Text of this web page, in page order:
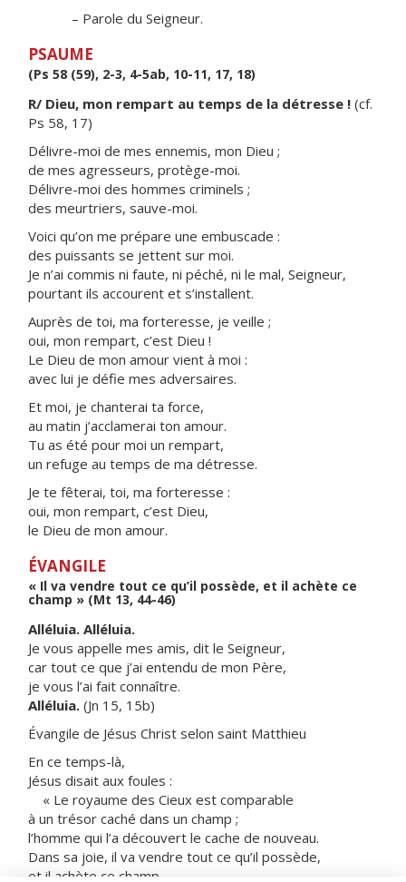
– Parole du Seigneur.
PSAUME
(Ps 58 (59), 2-3, 4-5ab, 10-11, 17, 18)
R/ Dieu, mon rempart au temps de la détresse ! (cf.
Ps 58, 17)
Délivre-moi de mes ennemis, mon Dieu ;
de mes agresseurs, protège-moi.
Délivre-moi des hommes criminels ;
des meurtriers, sauve-moi.
Voici qu’on me prépare une embuscade :
des puissants se jettent sur moi.
Je n’ai commis ni faute, ni péché, ni le mal, Seigneur,
pourtant ils accourent et s’installent.
Auprès de toi, ma forteresse, je veille ;
oui, mon rempart, c’est Dieu !
Le Dieu de mon amour vient à moi :
avec lui je défie mes adversaires.
Et moi, je chanterai ta force,
au matin j’acclamerai ton amour.
Tu as été pour moi un rempart,
un refuge au temps de ma détresse.
Je te fêterai, toi, ma forteresse :
oui, mon rempart, c’est Dieu,
le Dieu de mon amour.
ÉVANGILE
« Il va vendre tout ce qu’il possède, et il achète ce
champ » (Mt 13, 44-46)
Alléluia. Alléluia.
Je vous appelle mes amis, dit le Seigneur,
car tout ce que j’ai entendu de mon Père,
je vous l’ai fait connaître.
Alléluia. (Jn 15, 15b)
Évangile de Jésus Christ selon saint Matthieu
En ce temps-là,
Jésus disait aux foules :
« Le royaume des Cieux est comparable
à un trésor caché dans un champ ;
l’homme qui l’a découvert le cache de nouveau.
Dans sa joie, il va vendre tout ce qu’il possède,
et il achète ce champ.